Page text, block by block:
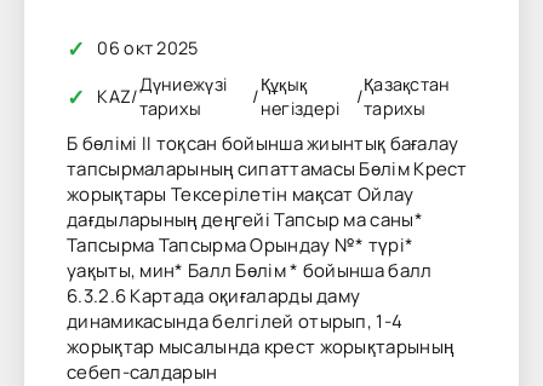
✓ 06 окт 2025
✓ KAZ/
Дүниежүзі
тарихы
/
Құқық
негіздері
/
Қазақстан
тарихы
Б бөлімі II тоқсан бойынша жиынтық бағалау
тапсырмаларының сипаттамасы Бөлім Крест
жорықтары Тексерілетін мақсат Ойлау
дағдыларының деңгейі Тапсыр ма саны*
Тапсырма Тапсырма Орындау №* түрі*
уақыты, мин* Балл Бөлім * бойынша балл
6.3.2.6 Картада оқиғаларды даму
динамикасында белгілей отырып, 1-4
жорықтар мысалында крест жорықтарының
себеп-салдарын